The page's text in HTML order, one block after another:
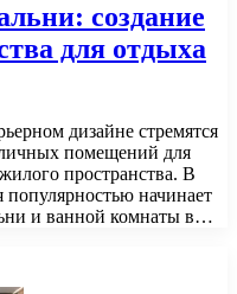
создание
для отдыха
дизайне стремятся
помещений для
пространства. В
популярностью начинает
и ванной комнаты в…